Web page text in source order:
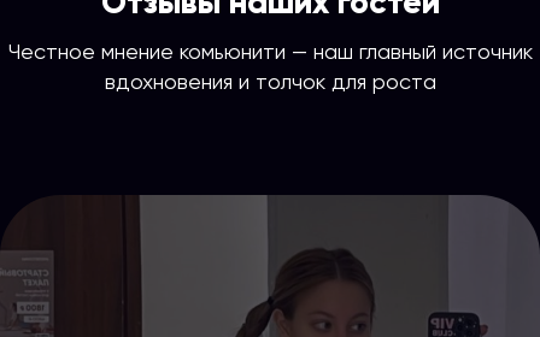
Честное мнение комьюнити — наш главный источник
вдохновения и толчок для роста